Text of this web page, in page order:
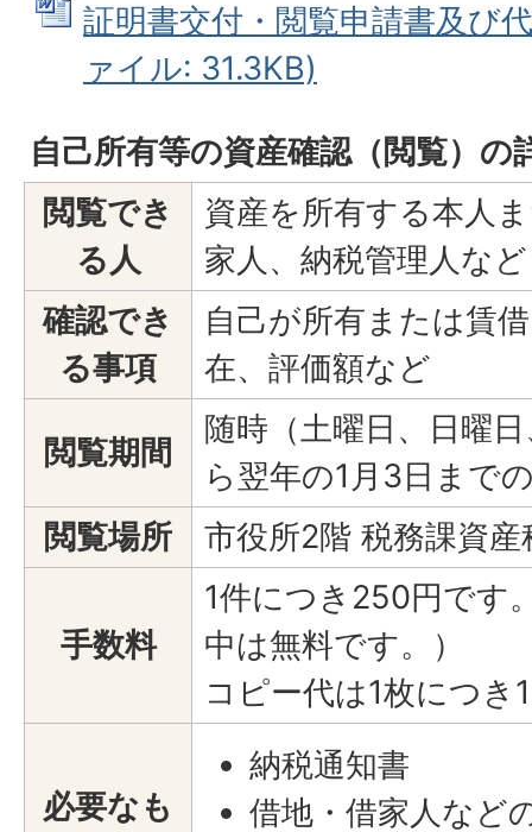
証明書交付・閲覧申請書及び
ァイル: 31.3KB)
自己所有等の資産確認（閲覧）の
閲覧でき
る人
資産を所有する本人
家人、納税管理人など
確認でき
る事項
自己が所有または賃
在、評価額など
閲覧期間
随時（土曜日、日曜
ら翌年の1月3日まで
閲覧場所
市役所2階 税務課資産
手数料
1件につき250円です
中は無料です。）
コピー代は1枚につき
必要なも
納税通知書
借地・借家人など